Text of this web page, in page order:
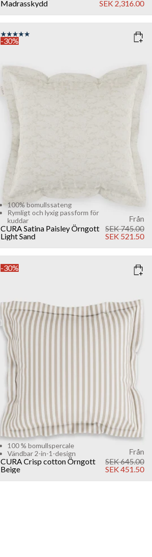
Madrasskydd
SEK 2,316.00
-30%
100% bomullssateng
Rymligt och lyxig passform för
kuddar
CURA Satina Paisley Örngott
Light Sand
Från
SEK 745.00
SEK 521.50
SIZE
80x80
40x80
-30%
100 % bomullspercale
Vändbar 2-in-1-design
CURA Crisp cotton Örngott
Beige
Från
SEK 645.00
SEK 451.50